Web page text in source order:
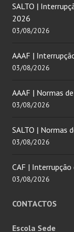
SALTO |
2026
03/08/2026
AAAF |
03/08/2026
AAAF | Normas
03/08/2026
SALTO | Normas
03/08/2026
CAF |
03/08/2026
CONTACTOS
Escola Sede